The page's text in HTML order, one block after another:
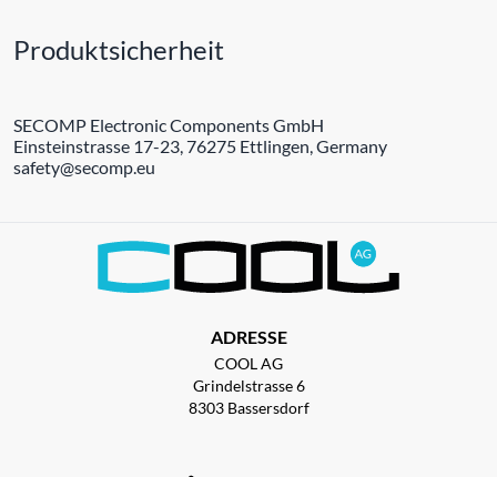
Produktsicherheit
SECOMP Electronic Components GmbH
Einsteinstrasse 17-23, 76275 Ettlingen, Germany
safety@secomp.eu
ADRESSE
COOL AG
Grindelstrasse 6
8303 Bassersdorf